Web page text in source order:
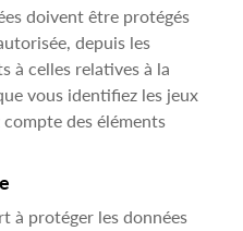
doivent être protégés
depuis les
à celles relatives à la
vous identifiez les jeux
des éléments
à protéger les données